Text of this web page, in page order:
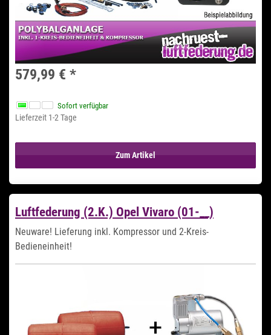
579,99 € *
Sofort verfügbar
Lieferzeit 1-2 Tage
Zum Artikel
Luftfederung (2.K.) Opel Vivaro (01-__)
Neuware! Lieferung inkl. Kompressor und 2-Kreis-
Bedieneinheit!